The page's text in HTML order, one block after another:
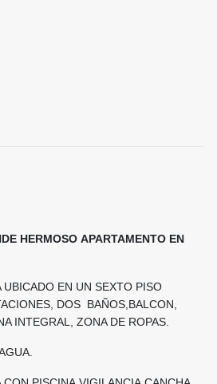
HERMOSO APARTAMENTO EN
UBICADO EN UN SEXTO PISO
DOS BAÑOS,BALCON,
INTEGRAL, ZONA DE ROPAS.